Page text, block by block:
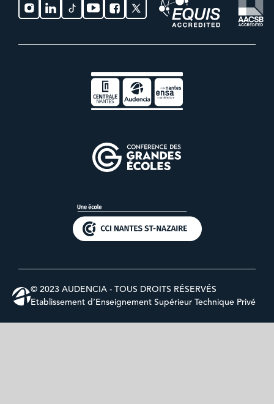
© 2023 AUDENCIA - TOUS DROITS RÉSERVÉS
Etablissement d’Enseignement Supérieur Technique Privé